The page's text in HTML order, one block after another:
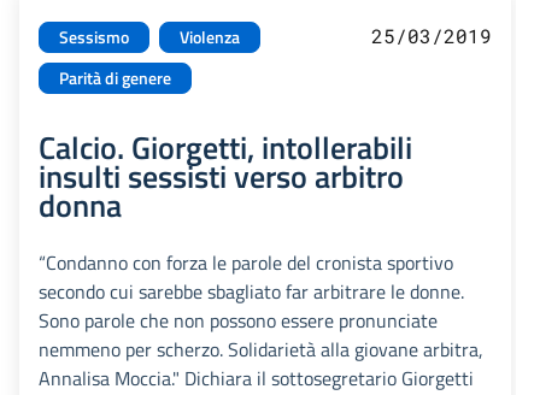
Sessismo
Violenza
Parità di genere
25/03/2019
Calcio. Giorgetti, intollerabili
insulti sessisti verso arbitro
donna
“Condanno con forza le parole del cronista sportivo
secondo cui sarebbe sbagliato far arbitrare le donne.
Sono parole che non possono essere pronunciate
nemmeno per scherzo. Solidarietà alla giovane arbitra,
Annalisa Moccia." Dichiara il sottosegretario Giorgetti